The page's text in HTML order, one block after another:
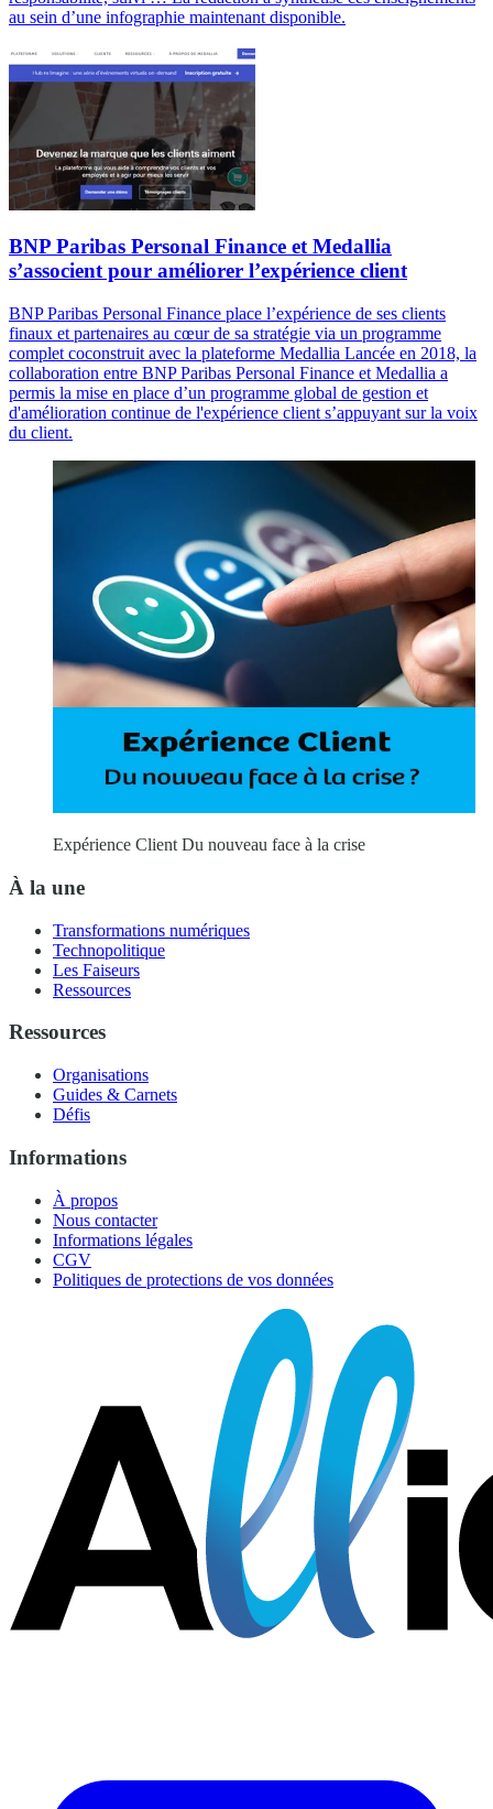
au sein d’une infographie maintenant disponible.
BNP Paribas Personal Finance et Medallia
s’associent pour améliorer l’expérience client
BNP Paribas Personal Finance place l’expérience de ses clients
finaux et partenaires au cœur de sa stratégie via un programme
complet coconstruit avec la plateforme Medallia Lancée en 2018, la
collaboration entre BNP Paribas Personal Finance et Medallia a
permis la mise en place d’un programme global de gestion et
d'amélioration continue de l'expérience client s’appuyant sur la voix
du client.
Expérience Client Du nouveau face à la crise
À la une
Transformations numériques
Technopolitique
Les Faiseurs
Ressources
Ressources
Organisations
Guides & Carnets
Défis
Informations
À propos
Nous contacter
Informations légales
CGV
Politiques de protections de vos données